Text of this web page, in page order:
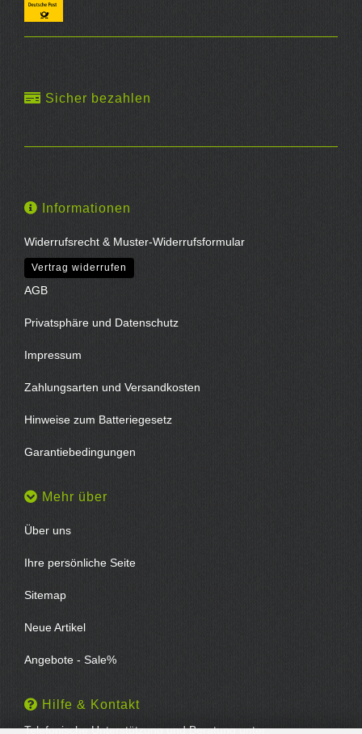
Sicher bezahlen
Informationen
Widerrufsrecht & Muster-Widerrufsformular
Vertrag widerrufen
AGB
Privatsphäre und Datenschutz
Impressum
Zahlungsarten und Versandkosten
Hinweise zum Batteriegesetz
Garantiebedingungen
Mehr über
Über uns
Ihre persönliche Seite
Sitemap
Neue Artikel
Angebote - Sale%
Hilfe & Kontakt
Telefonische Unterstützung und Beratung unter: